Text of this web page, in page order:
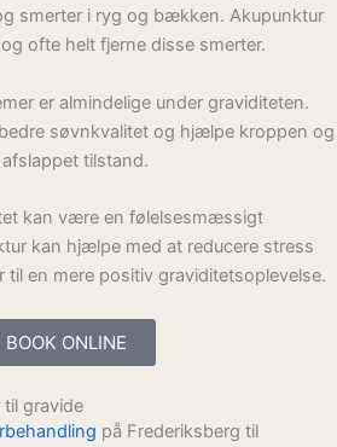
smerter i ryg og bækken. Akupunktur
ofte helt fjerne disse smerter.
er almindelige under graviditeten.
søvnkvalitet og hjælpe kroppen og
tilstand.
kan være en følelsesmæssigt
kan hjælpe med at reducere stress
til en mere positiv graviditetsoplevelse.
BOOK ONLINE
gravide
på Frederiksberg til